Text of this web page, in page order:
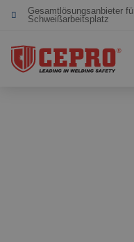
Engagiert & flexibel
Zertifizierte Produkte